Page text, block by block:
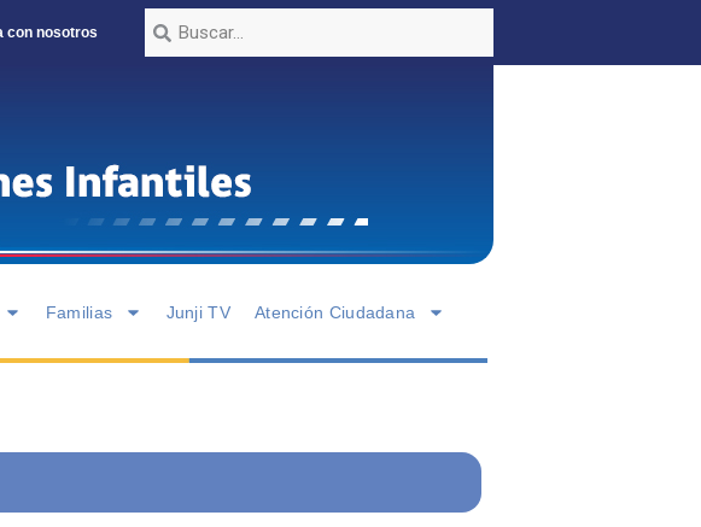
con nosotros
Familias Junji TV Atención Ciudadana